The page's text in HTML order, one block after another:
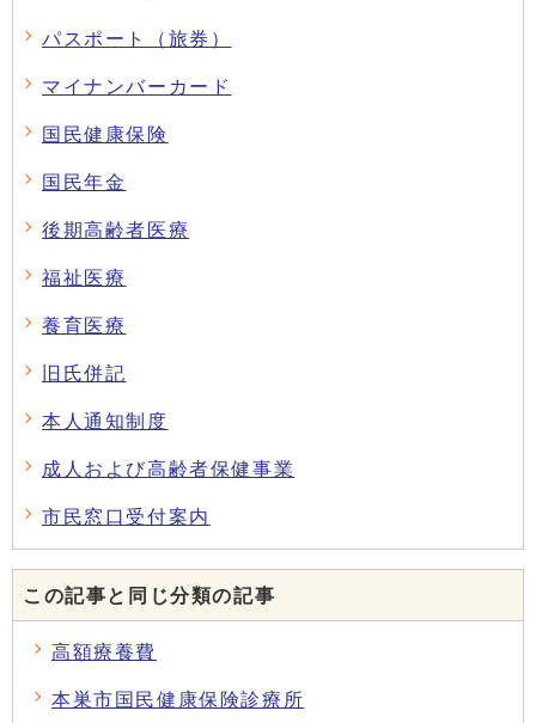
パスポート（旅券）
マイナンバーカード
国民健康保険
国民年金
後期高齢者医療
福祉医療
養育医療
旧氏併記
本人通知制度
成人および高齢者保健事業
市民窓口受付案内
この記事と同じ分類の記事
高額療養費
本巣市国民健康保険診療所